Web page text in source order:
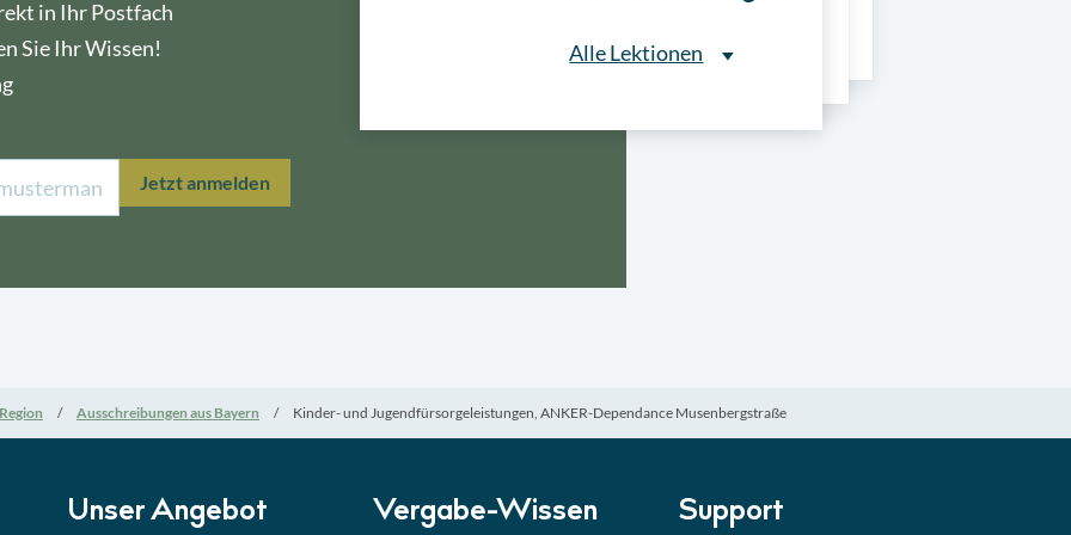
in Ihr Postfach
Sie Ihr Wissen!
Jetzt anmelden
Alle Lektionen
Alle Lektionen
Lektion 5 Eignung im Vergabeverfahren► 3:18 Min
Lektion 6 Abgabe von Angeboten Lektion
Region Ausschreibungen aus Bayern Kinder- und Jugendfürsorgeleistungen, ANKER-Dependance Musenbergstraße
Unser Angebot Vergabe-Wissen Support